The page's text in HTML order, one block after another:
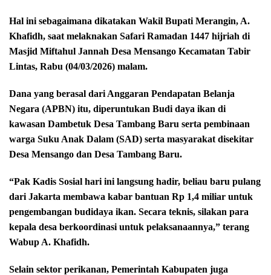
Hal ini sebagaimana dikatakan Wakil Bupati Merangin, A.
Khafidh, saat melaknakan Safari Ramadan 1447 hijriah di
Masjid Miftahul Jannah Desa Mensango Kecamatan Tabir
Lintas, Rabu (04/03/2026) malam.
Dana yang berasal dari Anggaran Pendapatan Belanja
Negara (APBN) itu, diperuntukan Budi daya ikan di
kawasan Dambetuk Desa Tambang Baru serta pembinaan
warga Suku Anak Dalam (SAD) serta masyarakat disekitar
Desa Mensango dan Desa Tambang Baru.
“Pak Kadis Sosial hari ini langsung hadir, beliau baru pulang
dari Jakarta membawa kabar bantuan Rp 1,4 miliar untuk
pengembangan budidaya ikan. Secara teknis, silakan para
kepala desa berkoordinasi untuk pelaksanaannya,” terang
Wabup A. Khafidh.
Selain sektor perikanan, Pemerintah Kabupaten juga